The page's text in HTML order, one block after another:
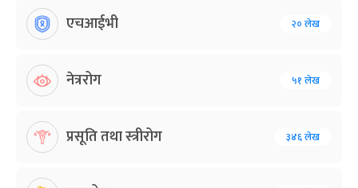
एचआईभी २० लेख
नेत्ररोग ५१ लेख
प्रसूति तथा स्त्रीरोग ३४६ लेख